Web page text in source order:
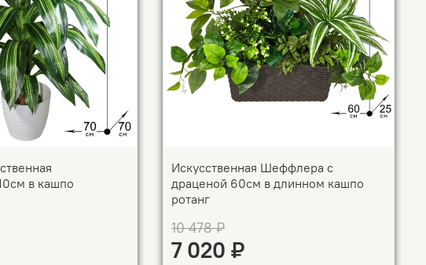
в кашпо
Искусственная Шеффлера с
драценой 60см в длинном кашпо
ротанг
10 478 ₽
7 020 ₽